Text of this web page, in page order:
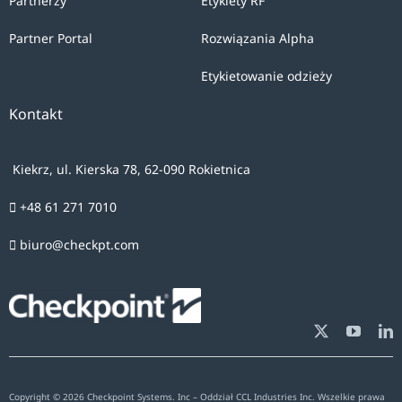
przetwarzanie
przez
(CEE)
Państwa
danych
wyłącznie
w
udzielenia
odpowiedzi
Rozwiązania Alpha
Etykietowanie odzieży
Partner Portal
Kontakt
Kiekrz, ul. Kierska 78, 62-090 Rokietnica
+48 61 271 7010
biuro@checkpt.com
Copyright © 2026 Checkpoint Systems. Inc – Oddział CCL Industries Inc. Wszelkie prawa